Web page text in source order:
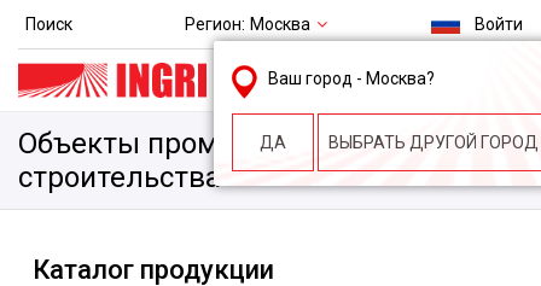
Поиск Регион: Москва
Ваш город - Москва?
ДА ВЫБРАТЬ ДРУГОЙ ГОРОД
Войти
msk@ingri.ru
пн. – пт.: 9.00-18.00
Объекты промышленного
строительства
Каталог продукции